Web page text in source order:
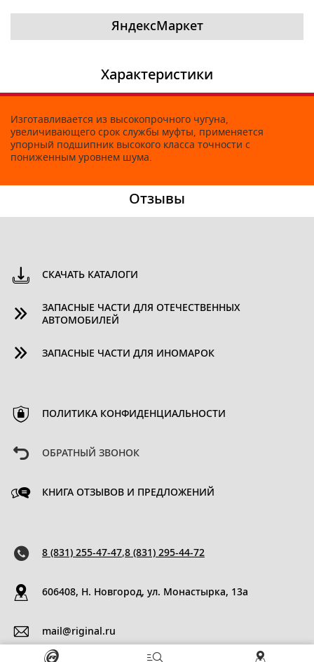
ЯндексМаркет
Характеристики
Изготавливается из высокопрочного чугуна,
увеличивающего срок службы муфты, применяется
упорный подшипник высокого класса точности с
пониженным уровнем шума.
Отзывы
СКАЧАТЬ КАТАЛОГИ
ЗАПАСНЫЕ ЧАСТИ ДЛЯ ОТЕЧЕСТВЕННЫХ
АВТОМОБИЛЕЙ
ЗАПАСНЫЕ ЧАСТИ ДЛЯ ИНОМАРОК
ПОЛИТИКА КОНФИДЕНЦИАЛЬНОСТИ
ОБРАТНЫЙ ЗВОНОК
КНИГА ОТЗЫВОВ И ПРЕДЛОЖЕНИЙ
8 (831) 255-47-47,8 (831) 295-44-72
606408, Н. Новгород, ул. Монастырка, 13a
mail@riginal.ru